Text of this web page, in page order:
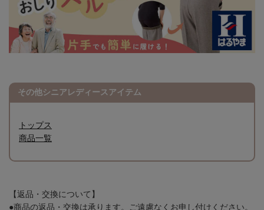
その他シニアレディースアイテム
トップス
商品一覧
【返品・交換について】
●商品の返品・交換は承ります。ご遠慮なくお申し付けください。